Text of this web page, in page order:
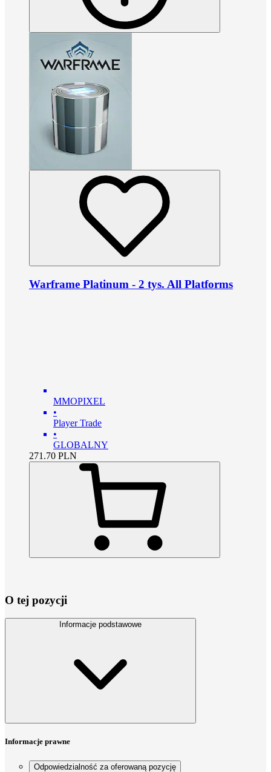
Warframe Platinum - 2 tys. All Platforms
MMOPIXEL
•
Player Trade
•
GLOBALNY
271.70 PLN
O tej pozycji
Informacje podstawowe
Informacje prawne
Odpowiedzialność za oferowaną pozycję